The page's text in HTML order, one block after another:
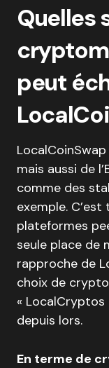
Quelles
peut
mais aussi de
comme des
exemple.
plateformes
seule place de
rapproche de
choix de
« LocalCryptos
depuis lors.
En terme de